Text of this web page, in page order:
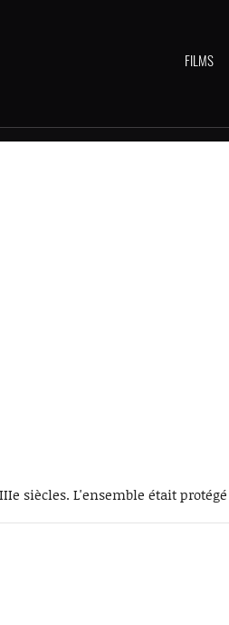
FILMS
siècles. L'ensemble était